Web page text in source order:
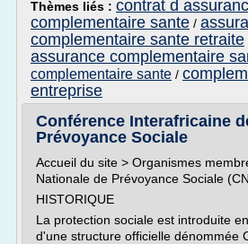
Thèmes liés : contrat d
complementaire sante /
complementaire sante retraite
assurance complementaire
complementaire sante /
entreprise
Conférence Interafricaine
Prévoyance Sociale
Accueil du site > Organismes
Nationale de Prévoyance Sociale
HISTORIQUE
La protection sociale est introduite
d'une structure officielle dénommée